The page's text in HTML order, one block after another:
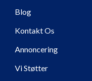
Blog
Kontakt Os
Annoncering
Vi Støtter